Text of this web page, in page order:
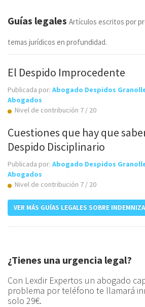
Guías legales Artículos escritos por
temas jurídicos en profundidad.
El Despido Improcedente
Publicada por: Abogado Despidos
Abogados
Nivel de contribución 7 / 20
Cuestiones que hay que
Despido Disciplinario
Publicada por: Abogado Despidos
Abogados
Nivel de contribución 7 / 20
VER MÁS GUÍAS LEGALES SOBRE
¿Tienes una urgencia legal?
Con Lexdir Expertos un abogado
problema por teléfono te llamará
solo 29€.